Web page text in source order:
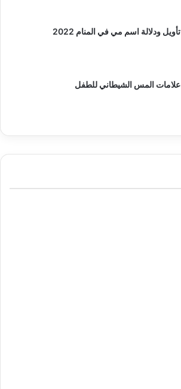
تأويل ودلالة اسم مي في المنام 2022
علامات المس الشيطاني للطفل